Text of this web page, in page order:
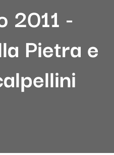
2011 -
Pietra e